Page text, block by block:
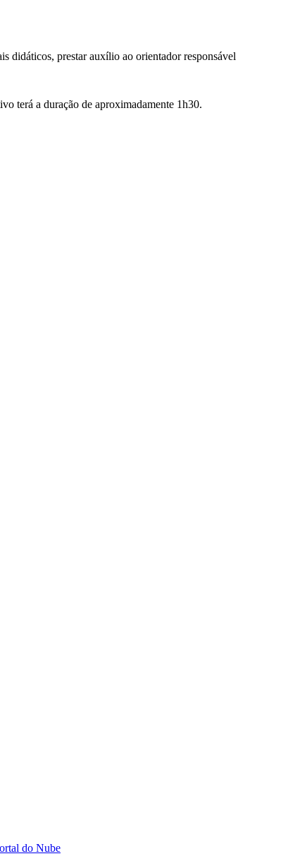
didáticos, prestar auxílio ao orientador responsável
terá a duração de aproximadamente 1h30.
do Nube